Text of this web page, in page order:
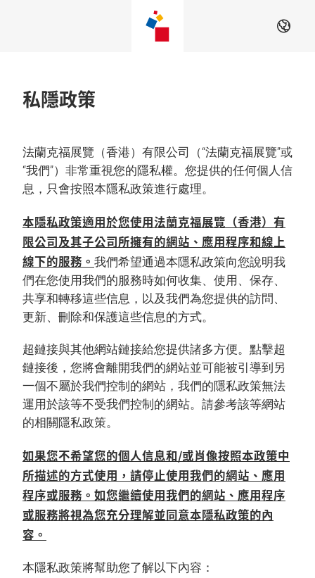
ZH
私隱政策
法蘭克福展覽（香港）有限公司（“法蘭克福展覽”或
“我們”）非常重視您的隱私權。您提供的任何個人信
息，只會按照本隱私政策進行處理。
本隱私政策適用於您使用法蘭克福展覽（香港）有
限公司及其子公司所擁有的網站、應用程序和線上
線下的服務。 我們希望通過本隱私政策向您說明我
們在您使用我們的服務時如何收集、使用、保存、
共享和轉移這些信息，以及我們為您提供的訪問、
更新、刪除和保護這些信息的方式。
超鏈接與其他網站鏈接給您提供諸多方便。點擊超
鏈接後，您將會離開我們的網站並可能被引導到另
一個不屬於我們控制的網站，我們的隱私政策無法
運用於該等不受我們控制的網站。請參考該等網站
的相關隱私政策。
如果您不希望您的個人信息和/或肖像按照本政策中
所描述的方式使用，請停止使用我們的網站、應用
程序或服務。如您繼續使用我們的網站、應用程序
或服務將視為您充分理解並同意本隱私政策的內
容。
本隱私政策將幫助您了解以下內容：